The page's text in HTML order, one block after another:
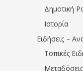
Δημοτική
Ιστορία
Ειδήσεις –
Τοπικές
Μεταδόσεις